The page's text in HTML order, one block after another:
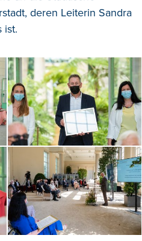
deren Leiterin Sandra
ist.